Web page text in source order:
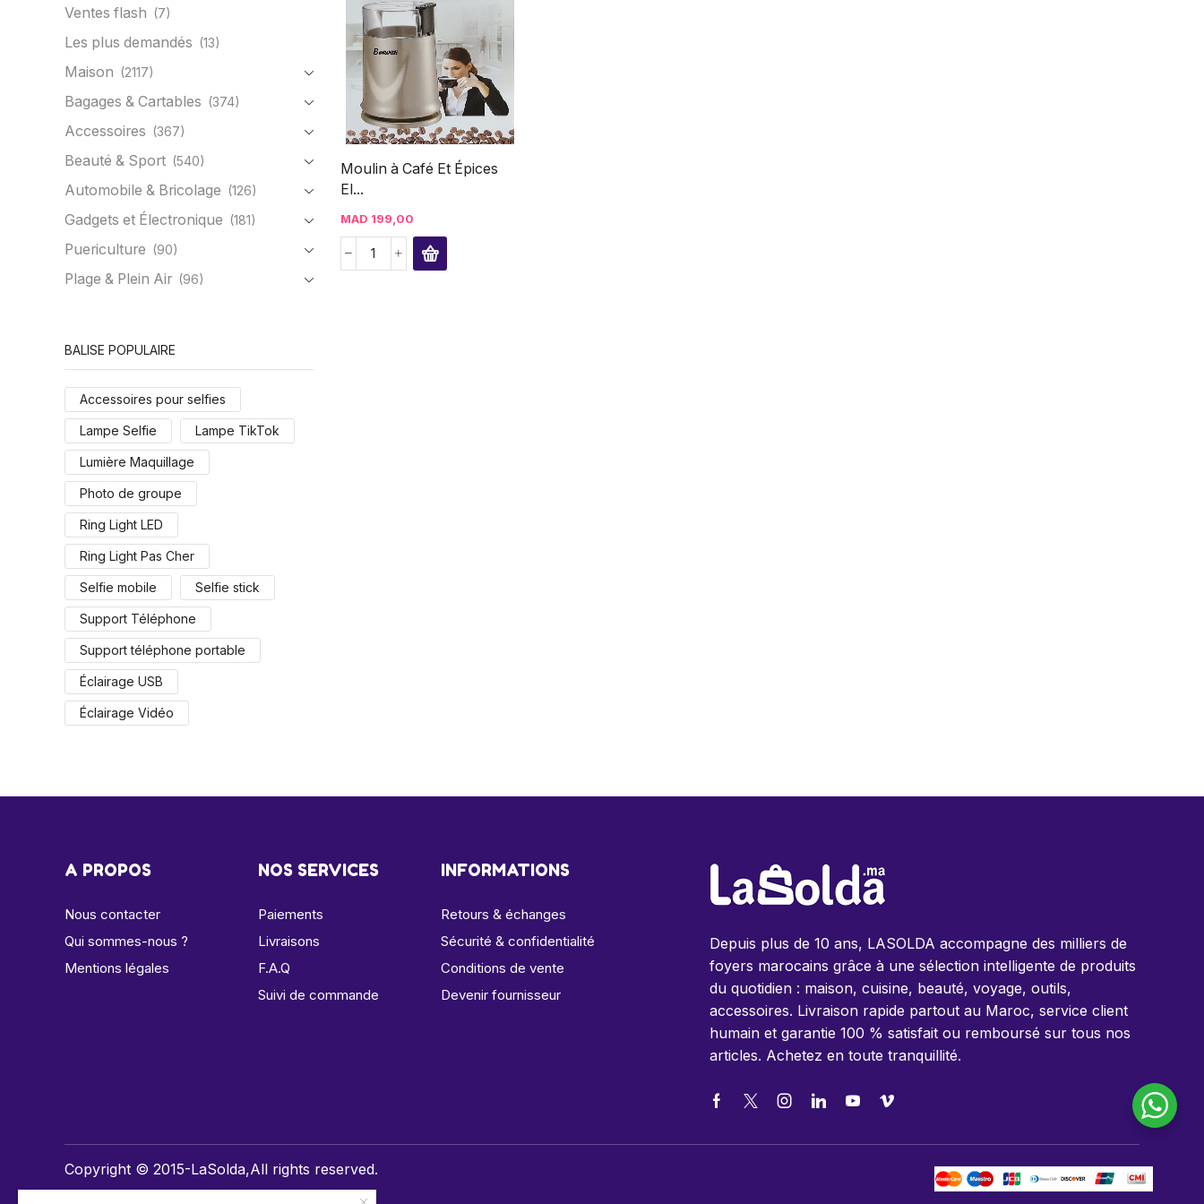
Moulin à Café Et Épices
El...
MAD 199,00
Ventes flash (7)
Les plus demandés (13)
Maison (2117)
Bagages & Cartables (374)
Accessoires (367)
Beauté & Sport (540)
Automobile & Bricolage (126)
Gadgets et Électronique (181)
Puericulture (90)
Plage & Plein Air (96)
BALISE POPULAIRE
Accessoires pour selfies
Lampe Selfie Lampe TikTok
Lumière Maquillage
Photo de groupe
Ring Light LED
Ring Light Pas Cher
Selfie mobile Selfie stick
Support Téléphone
Support téléphone portable
Éclairage USB
Éclairage Vidéo
A PROPOS
Nous contacter
Qui sommes-nous ?
Mentions légales
NOS SERVICES
Paiements
Livraisons
F.A.Q
Suivi de commande
INFORMATIONS
Retours & échanges
Sécurité & confidentialité
Conditions de vente
Devenir fournisseur
Depuis plus de 10 ans, LASOLDA accompagne des milliers de
foyers marocains grâce à une sélection intelligente de produits
du quotidien : maison, cuisine, beauté, voyage, outils,
accessoires. Livraison rapide partout au Maroc, service client
humain et garantie 100 % satisfait ou remboursé sur tous nos
articles. Achetez en toute tranquillité.
Copyright © 2015-LaSolda,All rights reserved.